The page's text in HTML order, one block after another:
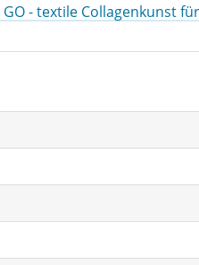
- textile Collagenkunst